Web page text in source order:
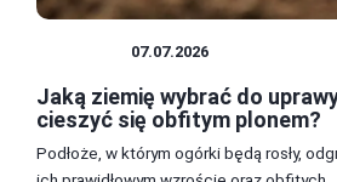
07.07.2026
Jaką ziemię wybrać do
cieszyć się obfitym plonem?
Podłoże, w którym ogórki będą rosły,